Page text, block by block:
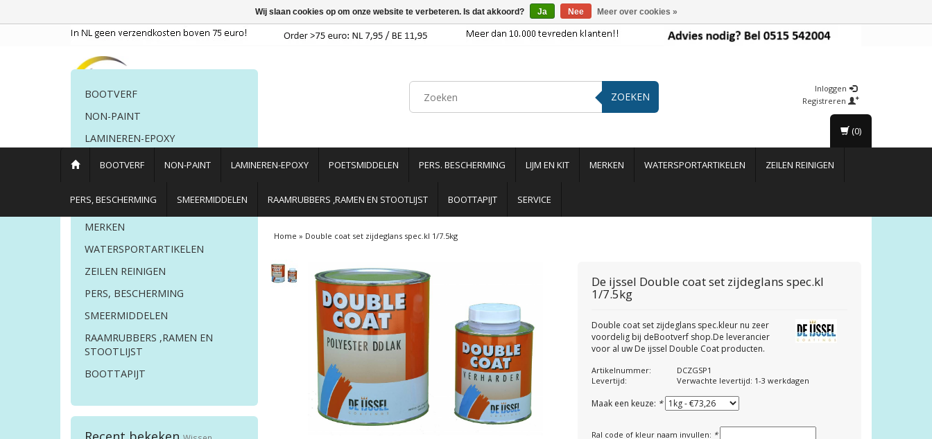
ZOEKEN
Inloggen
Registreren
BOOTVERF NON-PAINT LAMINEREN-EPOXY POETSMIDDELEN PERS. BESCHERMING LIJM EN KIT MERKEN WATERSPORTARTIKELEN ZEILEN REINIGEN
PERS, BESCHERMING SMEERMIDDELEN RAAMRUBBERS ,RAMEN EN STOOTLIJST BOOTTAPIJT SERVICE
(0)
BOOTVERF
NON-PAINT
LAMINEREN-EPOXY
POETSMIDDELEN
LIJM EN KIT
MERKEN
WATERSPORTARTIKELEN
ZEILEN REINIGEN
PERS, BESCHERMING
SMEERMIDDELEN
RAAMRUBBERS ,RAMEN EN
STOOTLIJST
BOOTTAPIJT
Home » Double coat set zijdeglans spec.kl 1/7.5kg
De ijssel Double coat set zijdeglans spec.kl
1/7.5kg
Double coat set zijdeglans spec.kleur nu zeer
voordelig bij deBootverf shop.De leverancier
voor al uw De ijssel Double Coat producten.
Artikelnummer:
DCZGSP1
Levertijd:
Verwachte levertijd: 1-3 werkdagen
Maak een keuze: *
Ral code of kleur naam invullen: *
Wij slaan cookies op om onze website te verbeteren. Is dat akkoord? Ja Nee Meer over cookies »